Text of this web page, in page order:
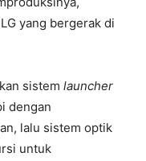
yang bergerak di
sistem launcher
dengan
lalu sistem optik
untuk